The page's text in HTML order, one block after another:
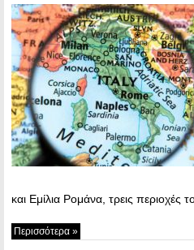
και Εμίλια Ρομάνα, τρεις
Περισσότερα »